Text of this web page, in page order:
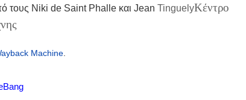
τους Niki de Saint Phalle και Jean Tinguel yΚέντρο
Machine